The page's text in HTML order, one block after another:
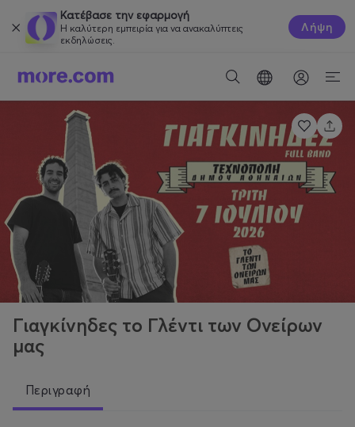
Κατέβασε την εφαρμογή
Η καλύτερη εμπειρία για να ανακαλύπτεις
εκδηλώσεις.
Λήψη
Γιαγκίνηδες το Γλέντι των Ονείρων
μας
Περιγραφή